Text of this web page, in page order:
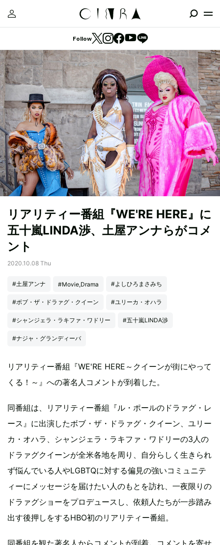
Follow
リアリティー番組『WE'RE HERE』に
五十嵐LINDA渉、土屋アンナらがコメ
ント
2020.10.08 Thu
#土屋アンナ #Movie,Drama #よしひろまさみち
#ボブ・ザ・ドラァグ・クイーン #ユリーカ・オハラ
#シャンジェラ・ラキファ・ワドリー #五十嵐LINDA渉
#ナジャ・グランディーバ
リアリティー番組『WE'RE HERE～クイーンが街にやって
くる！～』への著名人コメントが到着した。
同番組は、リアリティー番組『ル・ポールのドラァグ・レ
ース』に出演したボブ・ザ・ドラァグ・クイーン、ユリー
カ・オハラ、シャンジェラ・ラキファ・ワドリーの3人の
ドラァグクイーンが全米各地を周り、自分らしく生きられ
ず悩んでいる人やLGBTQに対する偏見の強いコミュニテ
ィーにメッセージを届けたい人のもとを訪れ、一夜限りの
ドラァグショーをプロデュースし、依頼人たちが一歩踏み
出す後押しをするHBO初のリアリティー番組。